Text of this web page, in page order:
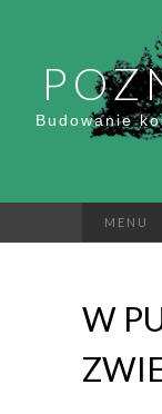
Budowanie
MENU
W